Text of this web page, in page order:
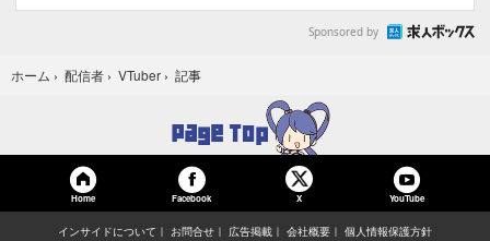
Sponsored by
ホーム › 配信者 › VTuber › 記事
Home Facebook X YouTube
インサイドについて お問合せ 広告掲載 会社概要 個人情報保護方針